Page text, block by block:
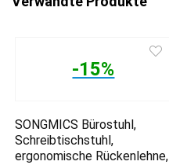
-15%
SONGMICS Bürostuhl,
Schreibtischstuhl,
ergonomische Rückenlehne,